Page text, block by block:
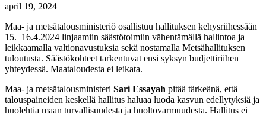
april 19, 2024
Maa- ja metsätalousministeriö osallistuu hallituksen kehysriihessään
15.–16.4.2024 linjaamiin säästötoimiin vähentämällä hallintoa ja
leikkaamalla valtionavustuksia sekä nostamalla Metsähallituksen
tuloutusta. Säästökohteet tarkentuvat ensi syksyn budjettiriihen
yhteydessä. Maataloudesta ei leikata.
Maa- ja metsätalousministeri Sari Essayah pitää tärkeänä, että
talouspaineiden keskellä hallitus haluaa luoda kasvun edellytyksiä ja
huolehtia maan turvallisuudesta ja huoltovarmuudesta. Hallitus ei